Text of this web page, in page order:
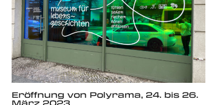
Eröffnung von Polyrama, 24. bis 26.
März 2023